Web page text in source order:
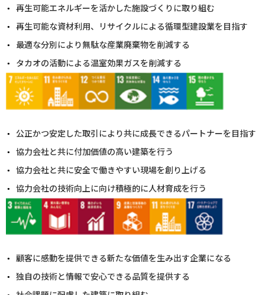
再生可能エネルギーを活かした施設づくりに取り組む
再生可能な資材利用、リサイクルによる循環型建設業を目指す
最適な分別により無駄な産業廃棄物を削減する
タカオの活動による温室効果ガスを削減する
公正かつ安定した取引により共に成長できるパートナーを目指す
協力会社と共に付加価値の高い建築を行う
協力会社と共に安全で働きやすい現場を創り上げる
協力会社の技術向上に向け積極的に人材育成を行う
顧客に感動を提供できる新たな価値を生み出す企業になる
独自の技術と情報で安心できる品質を提供する